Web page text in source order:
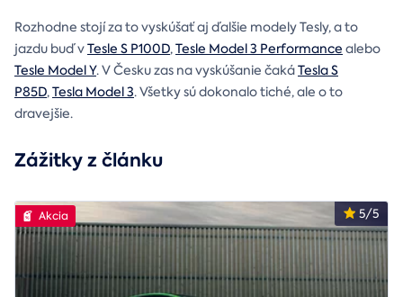
Rozhodne stojí za to vyskúšať aj ďalšie modely Tesly, a to
jazdu buď vTesle S P100D,Tesle Model 3 Performance alebo
Tesle Model Y. V Česku zas na vyskúšanie čakáTesla S
P85D,Tesla Model 3. Všetky sú dokonalo tiché, ale o to
dravejšie.
Zážitky z článku
5/5
Akcia